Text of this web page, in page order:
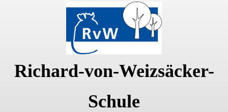
Richard-von-Weizsäcker-
Schule